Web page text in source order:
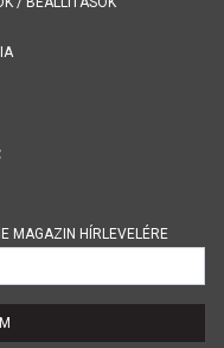
MAGAZIN HÍRLEVELÉRE